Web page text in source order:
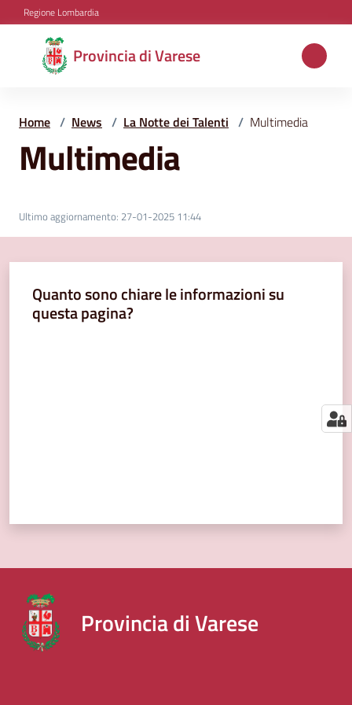
Vai al contenuto
Vai alla navigazione
Vai al footer
Regione Lombardia
Provincia di Varese
Provincia
di
Aree
Servizi
su
Home / News / La Notte dei Talenti / Multimedia
Multimedia
Ultimo aggiornamento: 27-01-2025 11:44
Quanto sono chiare le informazioni su
questa pagina?
Provincia di Varese